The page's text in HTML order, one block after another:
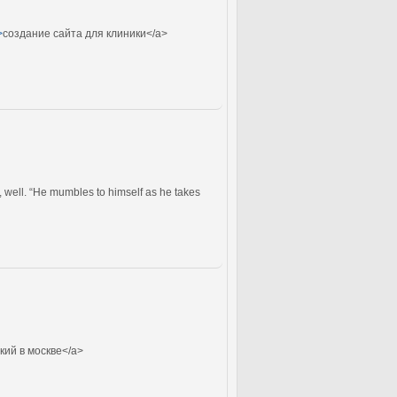
создание сайта для клиники</a>
“He mumbles to himself as he takes
в москве</a>